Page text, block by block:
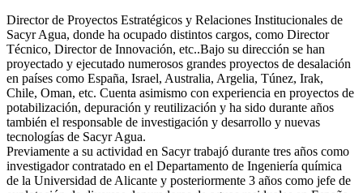
Director de Proyectos Estratégicos y Relaciones Institucionales de
Sacyr Agua, donde ha ocupado distintos cargos, como Director
Técnico, Director de Innovación, etc..Bajo su dirección se han
proyectado y ejecutado numerosos grandes proyectos de desalación
en países como España, Israel, Australia, Argelia, Túnez, Irak,
Chile, Oman, etc. Cuenta asimismo con experiencia en proyectos de
potabilización, depuración y reutilización y ha sido durante años
también el responsable de investigación y desarrollo y nuevas
tecnologías de Sacyr Agua.
Previamente a su actividad en Sacyr trabajó durante tres años como
investigador contratado en el Departamento de Ingeniería química
de la Universidad de Alicante y posteriormente 3 años como jefe de